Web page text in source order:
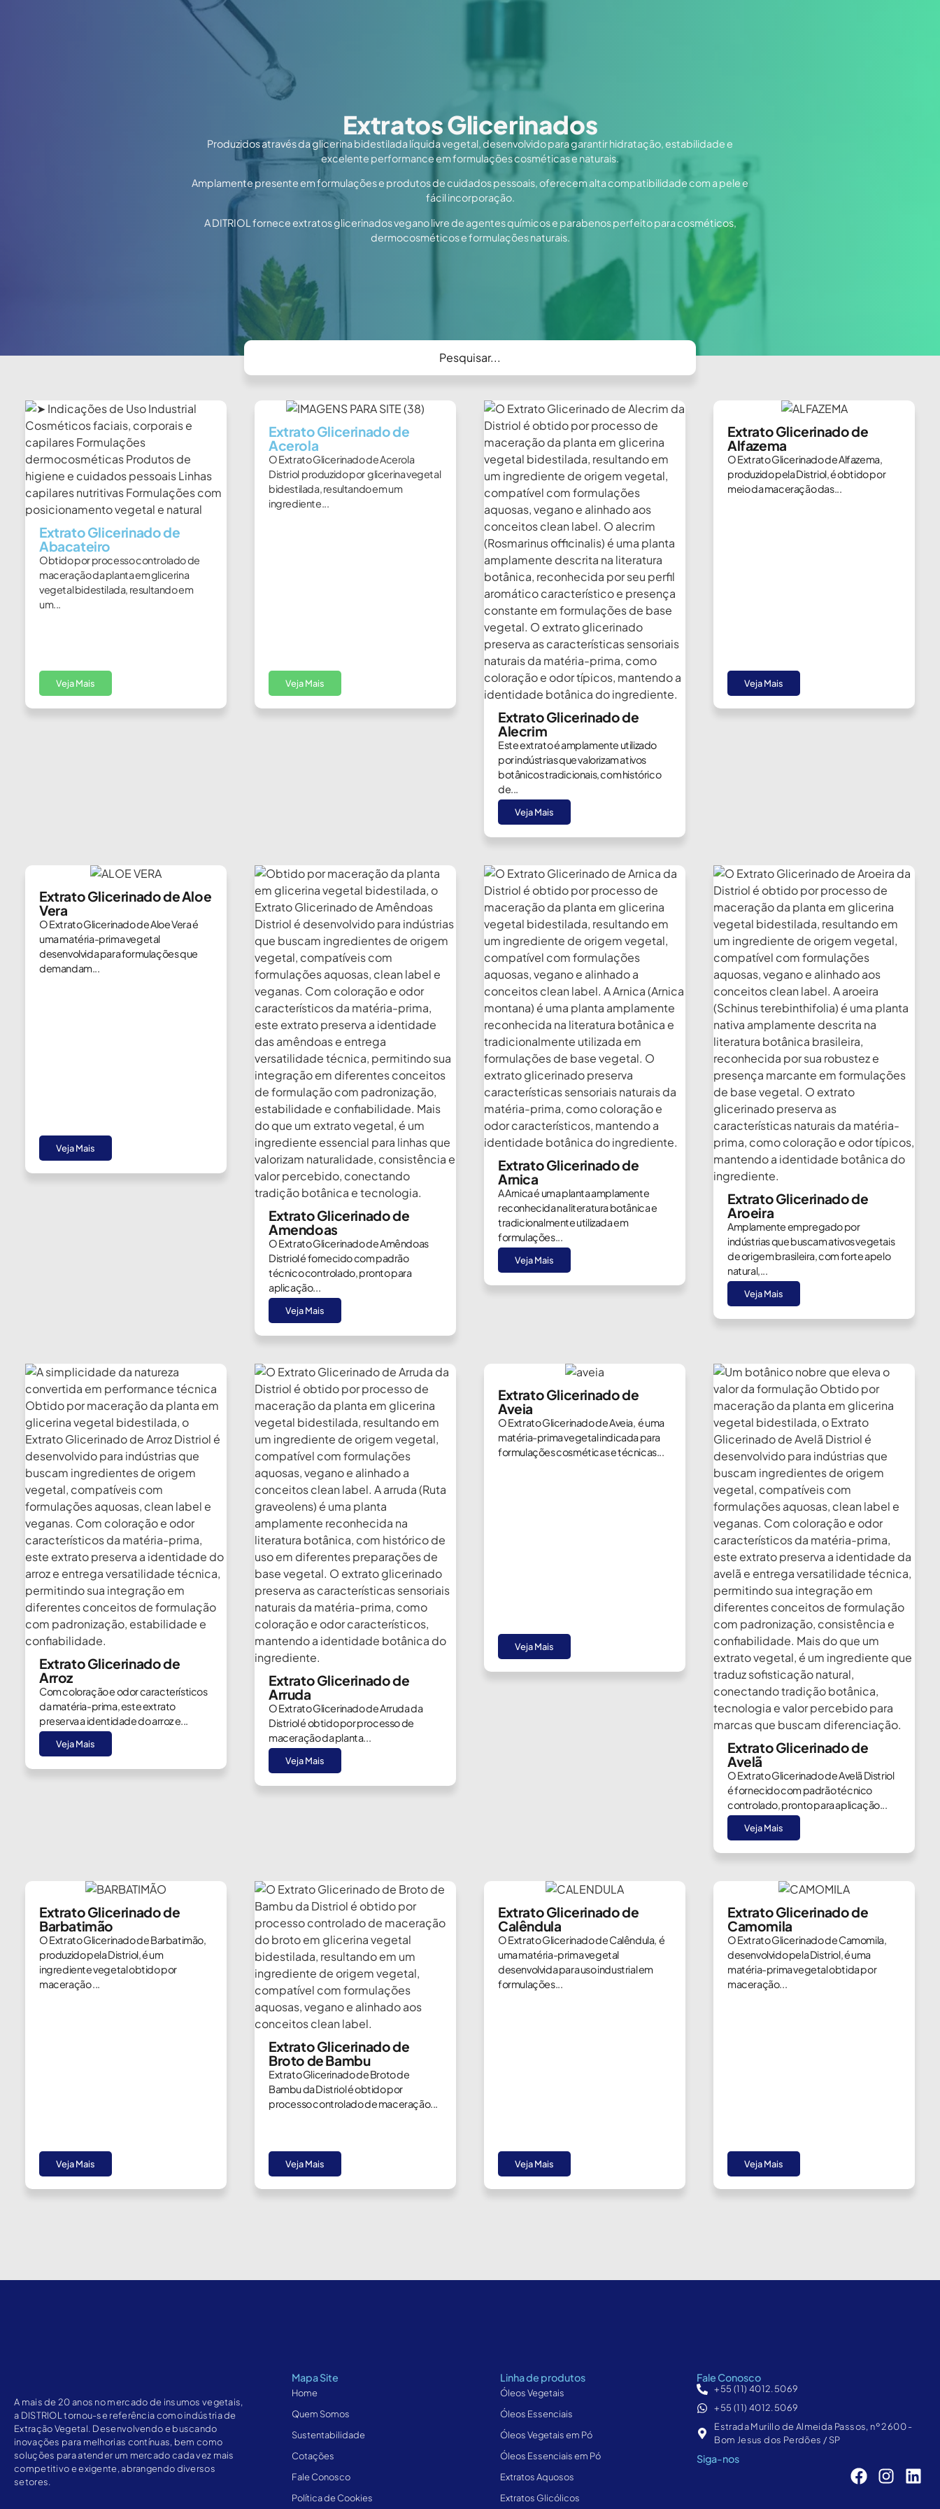
Extratos Glicerinados
Produzidos através da glicerina bidestilada líquida vegetal, desenvolvido para garantir hidratação, estabilidade e
excelente performance em formulações cosméticas e naturais.
Amplamente presente em formulações e produtos de cuidados pessoais, oferecem alta compatibilidade com a pele e
fácil incorporação.
A DITRIOL fornece extratos glicerinados vegano livre de agentes químicos e parabenos perfeito para cosméticos,
dermocosméticos e formulações naturais.
Extrato Glicerinado de
Abacateiro
Obtido por processo controlado de
maceração da planta em glicerina
vegetal bidestilada, resultando em
um...
Veja Mais
Extrato Glicerinado de
Acerola
O Extrato Glicerinado de Acerola
Distriol produzido por glicerina vegetal
bidestilada, resultando em um
ingrediente...
Veja Mais
Extrato Glicerinado de
Alecrim
Este extrato é amplamente utilizado
por indústrias que valorizam ativos
botânicos tradicionais, com histórico
de...
Veja Mais
Extrato Glicerinado de
Alfazema
O Extrato Glicerinado de Alfazema,
produzido pela Distriol, é obtido por
meio da maceração das...
Veja Mais
Extrato Glicerinado de Aloe
Vera
O Extrato Glicerinado de Aloe Vera é
uma matéria-prima vegetal
desenvolvida para formulações que
demandam...
Veja Mais
Extrato Glicerinado de
Amendoas
O Extrato Glicerinado de Amêndoas
Distriol é fornecido com padrão
técnico controlado, pronto para
aplicação...
Veja Mais
Extrato Glicerinado de
Arnica
A Arnica é uma planta amplamente
reconhecida na literatura botânica e
tradicionalmente utilizada em
formulações...
Veja Mais
Extrato Glicerinado de
Aroeira
Amplamente empregado por
indústrias que buscam ativos vegetais
de origem brasileira, com forte apelo
natural,...
Veja Mais
Extrato Glicerinado de
Arroz
Com coloração e odor característicos
da matéria-prima, este extrato
preserva a identidade do arroz e...
Veja Mais
Extrato Glicerinado de
Arruda
O Extrato Glicerinado de Arruda da
Distriol é obtido por processo de
maceração da planta...
Veja Mais
Extrato Glicerinado de
Aveia
O Extrato Glicerinado de Aveia, é uma
matéria-prima vegetal indicada para
formulações cosméticas e técnicas...
Veja Mais
Extrato Glicerinado de
Avelã
O Extrato Glicerinado de Avelã Distriol
é fornecido com padrão técnico
controlado, pronto para aplicação...
Veja Mais
Extrato Glicerinado de
Barbatimão
O Extrato Glicerinado de Barbatimão,
produzido pela Distriol, é um
ingrediente vegetal obtido por
maceração ...
Veja Mais
Extrato Glicerinado de
Broto de Bambu
Extrato Glicerinado de Broto de
Bambu da Distriol é obtido por
processo controlado de maceração...
Veja Mais
Extrato Glicerinado de
Calêndula
O Extrato Glicerinado de Calêndula, é
uma matéria-prima vegetal
desenvolvida para uso industrial em
formulações...
Veja Mais
Extrato Glicerinado de
Camomila
O Extrato Glicerinado de Camomila,
desenvolvido pela Distriol, é uma
matéria-prima vegetal obtida por
maceração...
Veja Mais
A mais de 20 anos no mercado de insumos vegetais,
a DISTRIOL tornou-se referência como indústria de
Extração Vegetal. Desenvolvendo e buscando
inovações para melhorias contínuas, bem como
soluções para atender um mercado cada vez mais
competitivo e exigente, abrangendo diversos
setores.
Mapa Site
Home
Quem Somos
Sustentabilidade
Cotações
Fale Conosco
Política de Cookies
Linha de produtos
Óleos Vegetais
Óleos Essenciais
Óleos Vegetais em Pó
Óleos Essenciais em Pó
Extratos Aquosos
Extratos Glicólicos
Fale Conosco
+55 (11) 4012.5069
+55 (11) 4012.5069
Estrada Murillo de Almeida Passos, nº 2600 -
Bom Jesus dos Perdões / SP
Siga-nos